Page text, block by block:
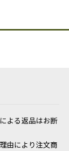
よる返品はお断
由により注文商